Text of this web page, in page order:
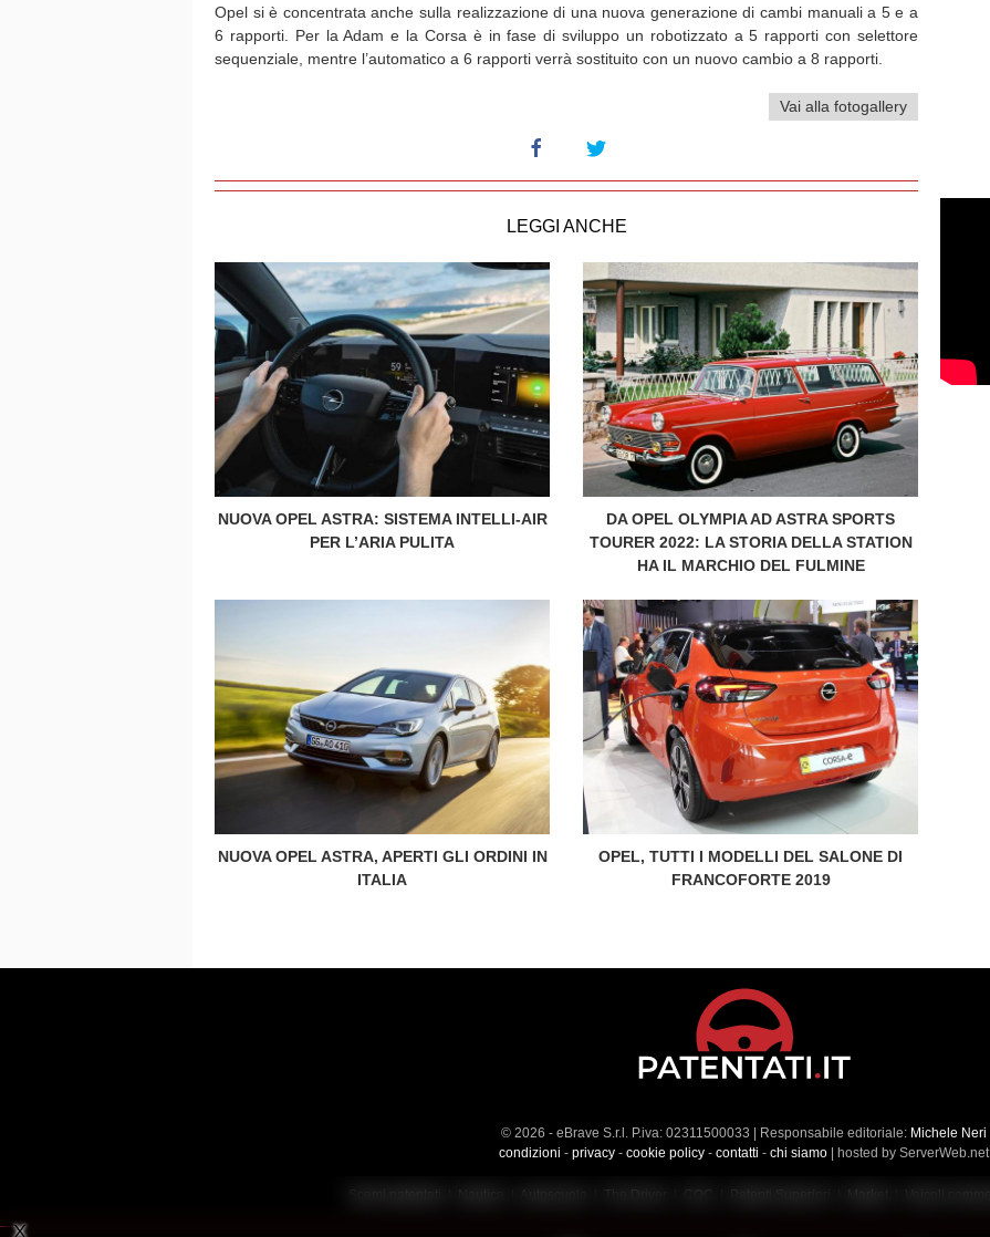
Opel si è concentrata anche sulla realizzazione di una nuova generazione di cambi manuali a 5 e a
6 rapporti. Per la Adam e la Corsa è in fase di sviluppo un robotizzato a 5 rapporti con selettore
sequenziale, mentre l’automatico a 6 rapporti verrà sostituito con un nuovo cambio a 8 rapporti.
Vai alla fotogallery
LEGGI ANCHE
NUOVA OPEL ASTRA: SISTEMA INTELLI-AIR
PER L’ARIA PULITA
DA OPEL OLYMPIA AD ASTRA SPORTS
TOURER 2022: LA STORIA DELLA STATION
HA IL MARCHIO DEL FULMINE
NUOVA OPEL ASTRA, APERTI GLI ORDINI IN
ITALIA
OPEL, TUTTI I MODELLI DEL SALONE DI
FRANCOFORTE 2019
© 2026 - eBrave S.r.l. P.iva: 02311500033 | Responsabile editoriale: Michele Neri
condizioni - privacy- cookie policy- contatti - chi siamo| hosted by ServerWeb.net
X